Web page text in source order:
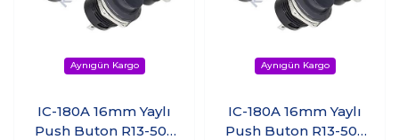
IC-180A 16mm Yaylı
Push Buton R13-507
IC-180A 16mm Yaylı
Push Buton R13-507